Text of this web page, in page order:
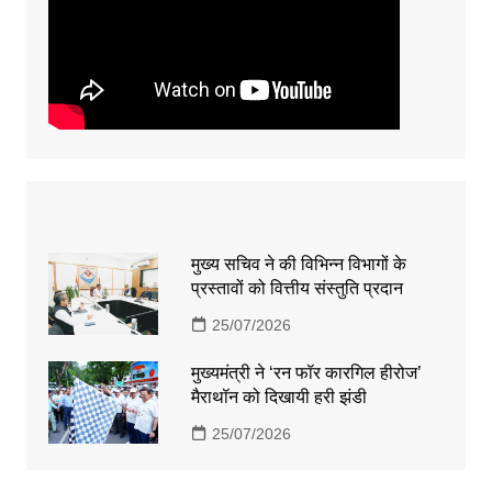
मुख्य सचिव ने की विभिन्न विभागों के
प्रस्तावों को वित्तीय संस्तुति प्रदान
25/07/2026
मुख्यमंत्री ने ‘रन फॉर कारगिल हीरोज’
मैराथॉन को दिखायी हरी झंडी
25/07/2026